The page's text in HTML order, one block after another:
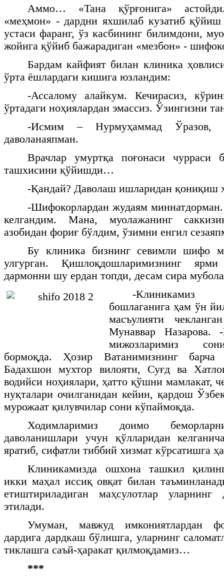
Аммо… «Тана қўрғонига»
«меҳмон» - дардни яхшилаб кузатиб
устаси фаранг, ўз касбининг билимдони,
жойига қўйиб бажарадиган «мезбон» -
Бардам кайфият билан клиника
ўрта ёшлардаги кишига юзландим:
-Ассалому алайкум. Кечирасиз,
ўртадаги ноҳиялардан эмассиз. Ўзингизни
-Исмим – Нурмуҳаммад Ўразов,
даволанаяпман.
Врачлар умуртқа поғонаси чурраси
ташхисини қўйишди…
-Қандай? Даволаш ишларидан қониқиш
-Шифокорлардан жудаям миннатдорман.
келгандим. Мана, муолажанинг
азобидан фориғ бўлдим, ўзимни енгил
Бу клиника бизнинг севимли шифо
улгурган. Қишлоқдошларимизнинг
дармонни шу ердан топди, десам сира
-
бошлаганига ҳам ўн
масъулияти
Мунаввар Назарова.
мижозларимиз
бормоқда. Ҳозир Ватанимизнинг барча
Бадахшон мухтор вилояти, Суғд ва
водийси ноҳиялари, ҳатто қўшни мамлакат,
нуқталари очилганидан кейин, қардош
мурожаат қилувчилар сони кўпаймоқда.
Ходимларимиз доимо
даволанишлари учун қўлларидан
яратиб, сифатли тиббий хизмат кўрсатишга
Клиникамизда ошхона ташкил
икки маҳал иссиқ овқат билан
етиштириладиган маҳсулотлар уларнинг
этилади.
Умуман, мавжуд имкониятлардан
дардига дардкаш бўлишга, уларнинг
тиклашга саъй-ҳаракат қилмоқдамиз…
***